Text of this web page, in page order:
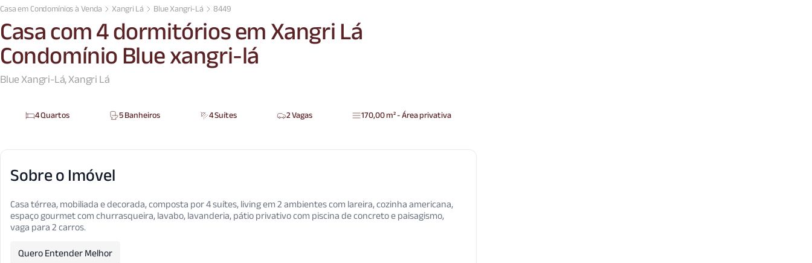
Casa em Condomínios à Venda Xangri Lá Blue Xangri-Lá 8449
Casa com 4 dormitórios em Xangri Lá
Condomínio Blue xangri-lá
Blue Xangri-Lá, Xangri Lá
4 Quartos 5 Banheiros 4 Suítes 2 Vagas 170,00 m² - Área privativa
Sobre o Imóvel
Casa térrea, mobiliada e decorada, composta por 4 suítes, living em 2 ambientes com lareira, cozinha americana,
espaço gourmet com churrasqueira, lavabo, lavanderia, pátio privativo com piscina de concreto e paisagismo,
vaga para 2 carros.
Quero Entender Melhor